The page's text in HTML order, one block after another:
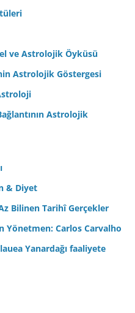
ve Astrolojik Öyküsü
Astrolojik Göstergesi
Astrolojik
& Diyet
Bilinen Tarihî Gerçekler
Yönetmen: Carlos Carvalho
Yanardağı faaliyete